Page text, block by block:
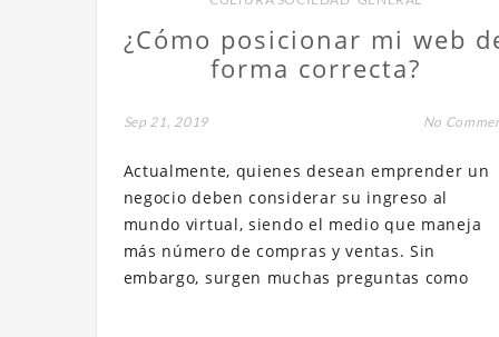
¿Cómo posicionar mi web
forma correcta?
Sep 21, 2019 No
Actualmente, quienes desean emprender un
negocio deben considerar su ingreso al
mundo virtual, siendo el medio que maneja
más número de compras y ventas. Sin
embargo, surgen muchas preguntas como